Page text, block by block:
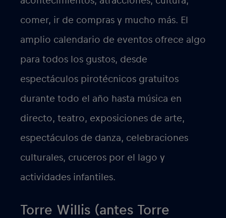
comer, ir de compras y mucho más. El
amplio calendario de eventos ofrece algo
para todos los gustos, desde
espectáculos pirotécnicos gratuitos
durante todo el año hasta música en
directo, teatro, exposiciones de arte,
espectáculos de danza, celebraciones
culturales, cruceros por el lago y
actividades infantiles.
Torre Willis (antes Torre